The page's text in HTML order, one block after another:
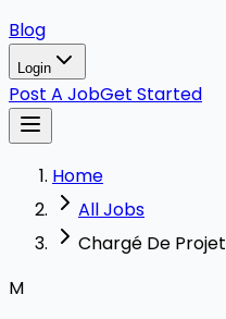
Blog
Login
Post A JobGet Started
Home
All Jobs
Chargé De Projet
M